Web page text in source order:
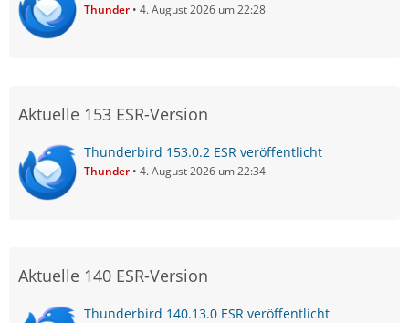
Thunder 4. August 2026 um 22:28
Aktuelle 153 ESR-Version
Thunderbird 153.0.2 ESR veröffentlicht
Thunder 4. August 2026 um 22:34
Aktuelle 140 ESR-Version
Thunderbird 140.13.0 ESR veröffentlicht